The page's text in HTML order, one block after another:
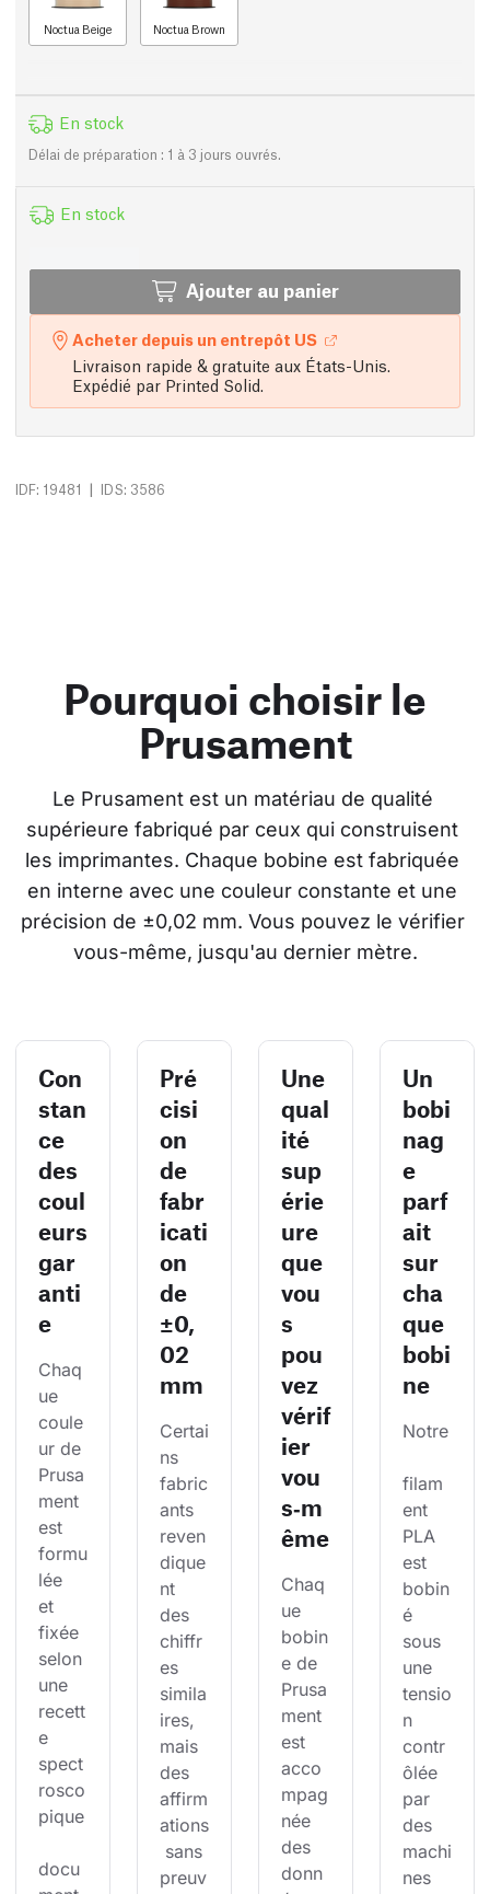
Noctua Beige Noctua Brown
En stock
Délai de préparation : 1 à 3 jours ouvrés.
En stock
Ajouter au panier
Acheter depuis un entrepôt US
Livraison rapide & gratuite aux États-Unis.
Expédié par Printed Solid.
IDF: 19481 | IDS: 3586
Pourquoi choisir le
Prusament
Le Prusament est un matériau de qualité
supérieure fabriqué par ceux qui construisent
les imprimantes. Chaque bobine est fabriquée
en interne avec une couleur constante et une
précision de ±0,02 mm. Vous pouvez le vérifier
vous-même, jusqu'au dernier mètre.
Con
stan
ce
des
coul
eurs
gar
anti
e
Chaq
ue
coule
ur de
Prusa
ment
est
formu
lée
et
fixée
selon
une
recett
e
spect
rosco
pique
docu
Pré
cisi
on
de
fabr
icati
on
de
±0,
02
mm
Certai
ns
fabric
ants
reven
dique
nt
des
chiffr
es
simila
ires,
mais
des
affirm
ations
sans
preuv
Une
qual
ité
sup
érie
ure
que
vou
s
pou
vez
vérif
ier
vou
s‑m
ême
Chaq
ue
bobin
e de
Prusa
ment
est
acco
mpag
née
des
donn
Un
bobi
nag
e
parf
ait
sur
cha
que
bobi
ne
Notre
filam
ent
PLA
est
bobin
é
sous
une
tensio
n
contr
ôlée
par
des
machi
nes